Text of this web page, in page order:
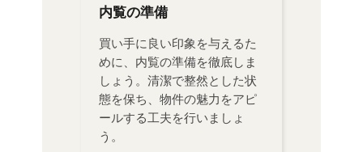
内覧の準備
買い手に良い印象を与えるた
めに、内覧の準備を徹底しま
しょう。清潔で整然とした状
態を保ち、物件の魅力をアピ
ールする工夫を行いましょ
う。